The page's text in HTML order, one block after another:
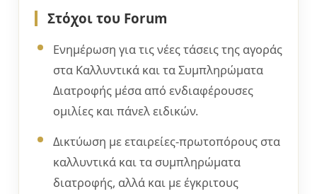
Στόχοι του Forum
Ενημέρωση για τις νέες τάσεις της αγοράς
στα Καλλυντικά και τα Συμπληρώματα
Διατροφής μέσα από ενδιαφέρουσες
ομιλίες και πάνελ ειδικών.
Δικτύωση με εταιρείες-πρωτοπόρους στα
καλλυντικά και τα συμπληρώματα
διατροφής, αλλά και με έγκριτους